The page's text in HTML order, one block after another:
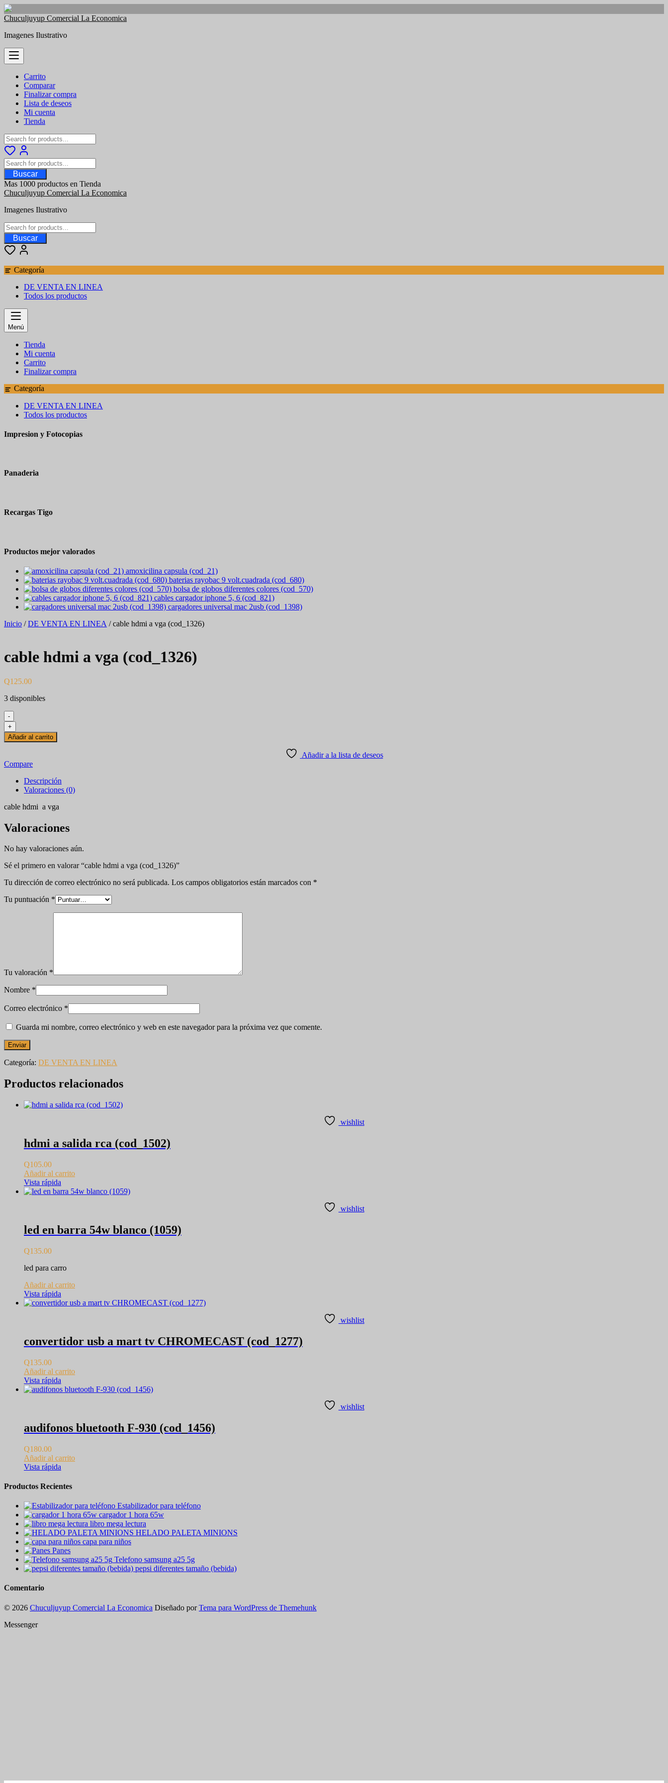
Saltar
contenido
Chuculjuyup Comercial La Economica
Imagenes Ilustrativo
Carrito
Comparar
Finalizar compra
Lista de deseos
Mi cuenta
Tienda
Buscar
Mas 1000 productos en Tienda
Chuculjuyup Comercial La Economica
Imagenes Ilustrativo
Buscar
Categoría
DE VENTA EN LINEA
Todos los productos
Menú
Tienda
Mi cuenta
Carrito
Finalizar compra
Categoría
DE VENTA EN LINEA
Todos los productos
Impresion y Fotocopias
Panaderia
Recargas Tigo
Productos mejor valorados
amoxicilina capsula (cod_21)
baterias rayobac 9 volt.cuadrada (cod_680)
bolsa de globos diferentes colores (cod_570)
cables cargador iphone 5, 6 (cod_821)
cargadores universal mac 2usb (cod_1398)
Inicio /DE VENTA EN LINEA / cable hdmi a vga (cod_1326)
cable hdmi a vga (cod_1326)
Q125.00
3 disponibles
-
cable
hdmi
a
(cod_1326)
cantidad
+
Añadir al carrito
Añadir a la lista de deseos
Compare
Descripción
Valoraciones (0)
cable hdmi a vga
Valoraciones
No hay valoraciones aún.
Sé el primero en valorar “cable hdmi a vga (cod_1326)”
Tu dirección de correo electrónico no será publicada. Los campos obligatorios están marcados con *
Tu puntuación *
Tu valoración *
Nombre *
Correo electrónico *
Guarda mi nombre, correo electrónico y web en este navegador para la próxima vez que comente.
Categoría: DE VENTA EN LINEA
Productos relacionados
wishlist
hdmi a salida rca (cod_1502)
Q105.00
Añadir al carrito
Vista rápida
wishlist
led en barra 54w blanco (1059)
Q135.00
led para carro
Añadir al carrito
Vista rápida
wishlist
convertidor usb a mart tv CHROMECAST (cod_1277)
Q135.00
Añadir al carrito
Vista rápida
wishlist
audifonos bluetooth F-930 (cod_1456)
Q180.00
Añadir al carrito
Vista rápida
Productos Recientes
Estabilizador para teléfono
cargador 1 hora 65w
libro mega lectura
HELADO PALETA MINIONS
capa para niños
Panes
Telefono samsung a25 5g
pepsi diferentes tamaño (bebida)
Comentario
© 2026 Chuculjuyup Comercial La Economica Diseñado por Tema para WordPress de Themehunk
Messenger